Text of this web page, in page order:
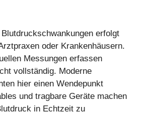
erfolgt
oder Krankenhäusern.
Messungen erfassen
vollständig. Moderne
hier einen Wendepunkt
und tragbare Geräte machen
in Echtzeit zu